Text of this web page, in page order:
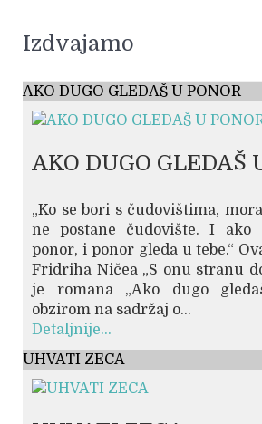
Izdvajamo
AKO DUGO GLEDAŠ U PONOR
AKO DUGO GLEDAŠ
„Ko se bori s čudovištima,
ne postane čudovište. I ako
ponor, i ponor gleda u tebe.“
Fridriha Ničea „S onu stranu
je romana „Ako dugo
obzirom na sadržaj o...
Detaljnije...
UHVATI ZECA